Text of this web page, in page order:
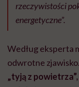
rzeczywistości
energetyczne”.
Według eksperta
odwrotne
„tyją z